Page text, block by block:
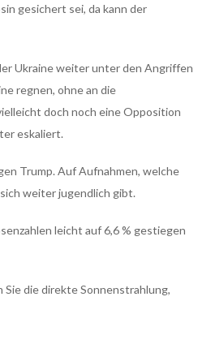
gesichert sei, da kann der
Ukraine weiter unter den Angriffen
regnen, ohne an die
doch noch eine Opposition
eskaliert.
Trump. Auf Aufnahmen, welche
weiter jugendlich gibt.
leicht auf 6,6 % gestiegen
die direkte Sonnenstrahlung,